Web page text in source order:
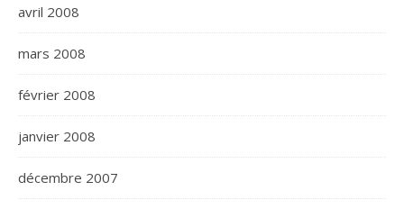
avril 2008
mars 2008
février 2008
janvier 2008
décembre 2007